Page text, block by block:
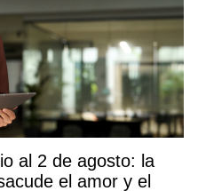
al 2 de agosto: la
el amor y el